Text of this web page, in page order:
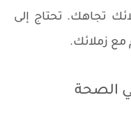
تجاهك. تحتاج إلى
مع زملائك.
الصحة